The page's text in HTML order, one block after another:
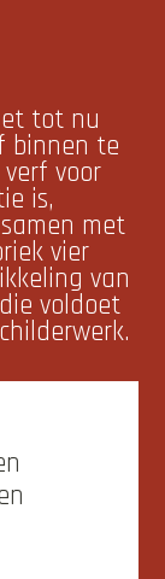
tot nu
binnen te
voor
is,
met
vier
van
voldoet